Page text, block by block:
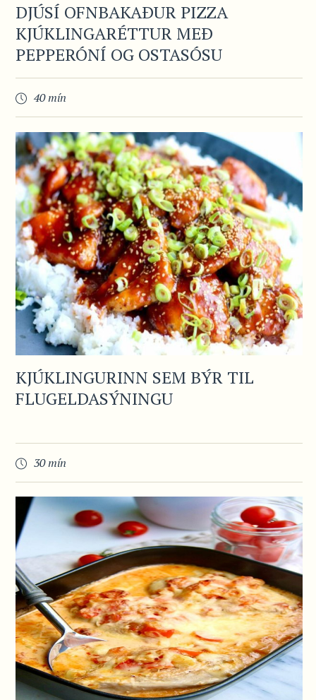
DJÚSÍ OFNBAKAÐUR PIZZA
KJÚKLINGARÉTTUR MEÐ
PEPPERÓNÍ OG OSTASÓSU
40 mín
KJÚKLINGURINN SEM BÝR TIL
FLUGELDASÝNINGU
30 mín